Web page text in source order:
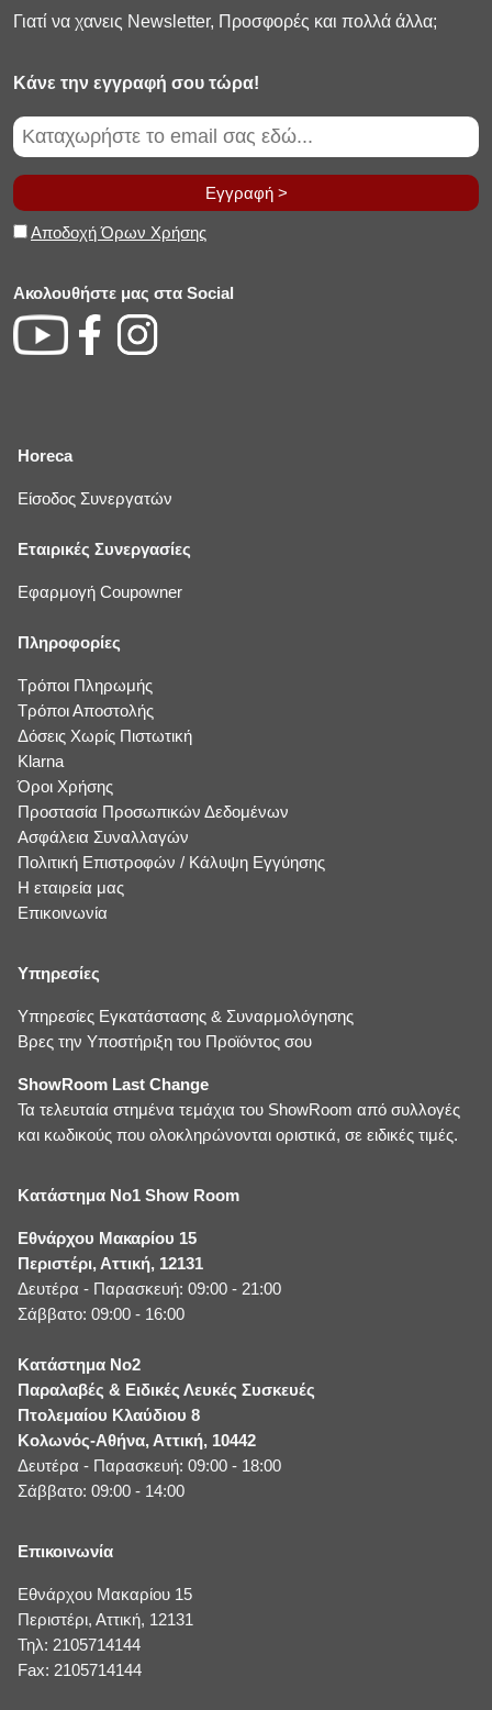
Γιατί να χανεις Newsletter, Προσφορές και πολλά άλλα;
Κάνε την εγγραφή σου τώρα!
Εγγραφή >
Αποδοχή Όρων Χρήσης
Ακολουθήστε μας στα Social
Horeca
Είσοδος Συνεργατών
Εταιρικές Συνεργασίες
Εφαρμογή Coupowner
Πληροφορίες
Τρόποι Πληρωμής
Τρόποι Αποστολής
Δόσεις Χωρίς Πιστωτική
Klarna
Όροι Χρήσης
Προστασία Προσωπικών Δεδομένων
Ασφάλεια Συναλλαγών
Πολιτική Επιστροφών / Κάλυψη Εγγύησης
Η εταιρεία μας
Επικοινωνία
Υπηρεσίες
Υπηρεσίες Εγκατάστασης & Συναρμολόγησης
Βρες την Υποστήριξη του Προϊόντος σου
ShowRoom Last Change
Τα τελευταία στημένα τεμάχια του ShowRoom από συλλογές
και κωδικούς που ολοκληρώνονται οριστικά, σε ειδικές τιμές.
Κατάστημα No1 Show Room
Εθνάρχου Μακαρίου 15
Περιστέρι, Αττική, 12131
Δευτέρα - Παρασκευή: 09:00 - 21:00
Σάββατο: 09:00 - 16:00
Κατάστημα No2
Παραλαβές & Ειδικές Λευκές Συσκευές
Πτολεμαίου Κλαύδιου 8
Κολωνός-Αθήνα, Αττική, 10442
Δευτέρα - Παρασκευή: 09:00 - 18:00
Σάββατο: 09:00 - 14:00
Επικοινωνία
Εθνάρχου Μακαρίου 15
Περιστέρι, Αττική, 12131
Τηλ: 2105714144
Fax: 2105714144